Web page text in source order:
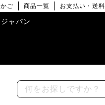
ご 商品一覧 お支払い・送料
ャパン